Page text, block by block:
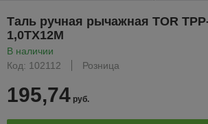
Таль ручная рычажная TOR
1,0ТХ12М
В наличии
Код: 102112
Розница
195,74 руб.